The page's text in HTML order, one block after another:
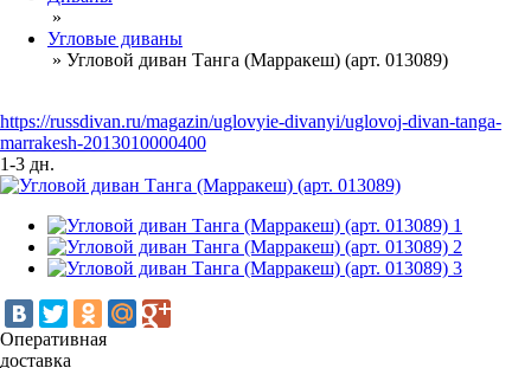
»
Угловые диваны
» Угловой диван Танга (Марракеш) (арт. 013089)
https://russdivan.ru/magazin/uglovyie-divanyi/uglovoj-divan-tanga-
marrakesh-2013010000400
1-3 дн.
Оперативная
доставка